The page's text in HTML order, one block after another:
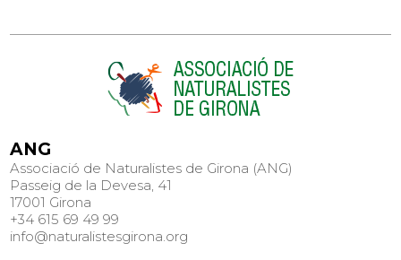
ANG
Associació de Naturalistes de Girona (ANG)
Passeig de la Devesa, 41
17001 Girona
+34 615 69 49 99
info@naturalistesgirona.org